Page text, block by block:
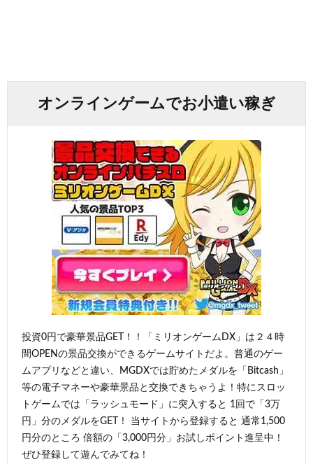
オンラインゲームでお小遣い稼ぎ
投資0円で豪華景品GET！！「ミリオンゲームDX」は２４時
間OPENの景品交換ができるゲームサイトだよ。普通のゲー
ムアプリなどと違い、MGDXでは貯めたメダルを「Bitcash」
等の電子マネーや豪華景品と交換できちゃうよ！特にスロッ
トゲームでは「ラッシュモード」に突入すると 1回で「3万
円」分のメダルをGET！ 当サイトから登録すると 通常1,500
円分のところ 倍額の「3,000円分」お試しポイント進呈中！
ぜひ登録して遊んでみてね！